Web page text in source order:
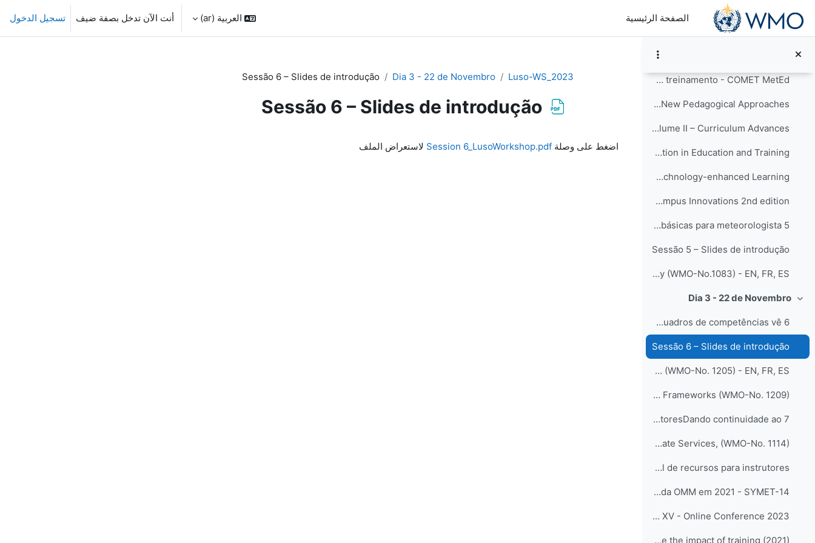
تخطى إلى المحتوى الرئيسي
الصفحة الرئيسية
العربية ‎(ar)‎ أنت الآن تدخل بصفة ضيف تسجيل الدخول
WMO Global Campus Calendar of Events
Catálogo de educação e treinamento - COMET MetEd
Global Campus Innovations: Volume I – New Pedagogical Approaches
Global Campus Innovations: Volume II – Curriculum Advances
Global Campus Innovations: Volume III – Collaboration in Education and Training
Global Campus Innovations: Volume IV – Technology-enhanced Learning
Call for proposals: Glocal Campus Innovations 2nd edition
5 Pacote de instruções básicas para meteorologista...
Sessão 5 – Slides de introdução
Guide to the implementation of Education and Training Standards in Meteorology and Hydrology (WMO-No.1083) - EN, FR, ES
طيDia 3 - 22 de Novembro
6 Quadros de competênciaQuadros de competências vê...
Sessão 6 – Slides de introdução
Guide to Competency (WMO-No. 1205) - EN, FR, ES
Compendium of WMO Competency Frameworks (WMO-No. 1209)
7 Diretrizes para instrutoresDando continuidade ao...
Guidelines for Trainers in Meteorological, Hydrological and Climate Services, (WMO-No. 1114)
Portal de recursos para instrutores
Simpósio de Educação e Treinamento da OMM em 2021 - SYMET-14
CALMet XV - Online Conference 2023
Gravação do webinário: Using Brinkerhoff’s Success Case Method to evaluate the impact of training (2021)
Luso-WS_2023
Dia 3 - 22 de Novembro
Sessão 6 – Slides de introdução
Sessão 6 – Slides de introdução
اضغط على وصلة Session 6_LusoWorkshop.pdf لاستعراض الملف